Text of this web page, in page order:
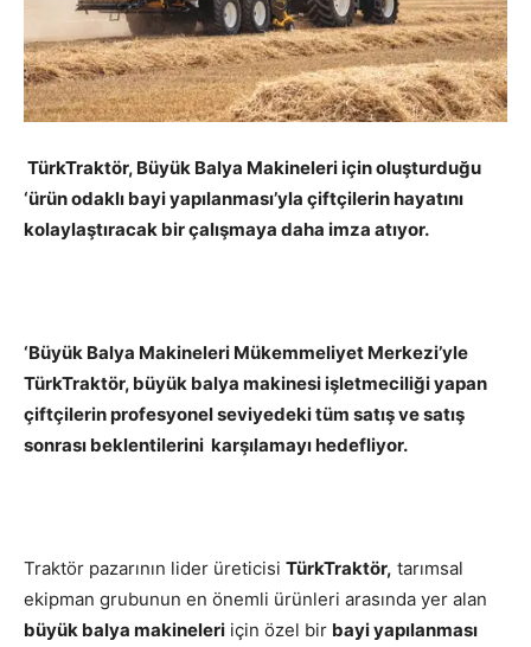
TürkTraktör, Büyük Balya Makineleri için oluşturduğu
‘ürün odaklı bayi yapılanması’yla çiftçilerin hayatını
kolaylaştıracak bir çalışmaya daha imza atıyor.
‘Büyük Balya Makineleri Mükemmeliyet Merkezi’yle
TürkTraktör, büyük balya makinesi işletmeciliği yapan
çiftçilerin profesyonel seviyedeki tüm satış ve satış
sonrası beklentilerini karşılamayı hedefliyor.
Traktör pazarının lider üreticisi TürkTraktör, tarımsal
ekipman grubunun en önemli ürünleri arasında yer alan
büyük balya makineleri için özel bir bayi yapılanması